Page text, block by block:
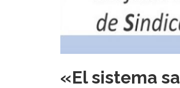
«El sistema